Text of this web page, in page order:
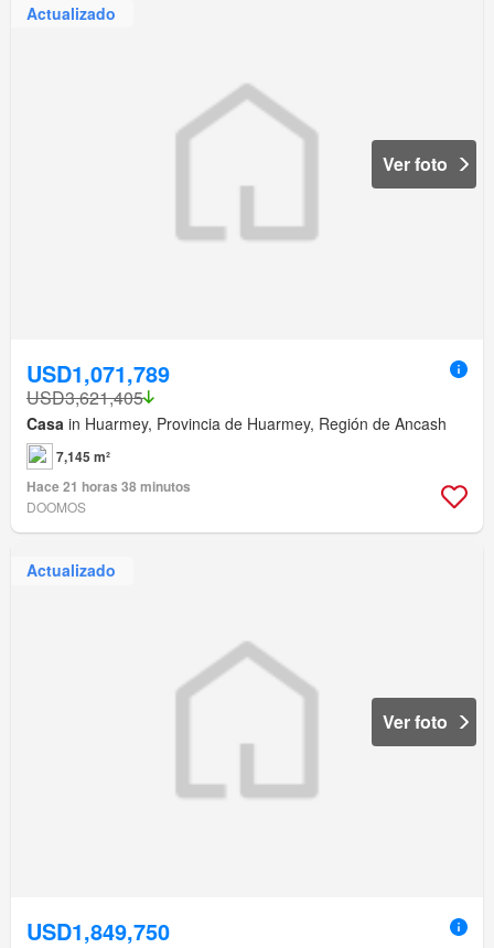
Actualizado
Ver foto
USD1,071,789
USD3,621,405
Casa in Huarmey, Provincia de Huarmey, Región de Ancash
7,145 m²
Hace 21 horas 38 minutos
DOOMOS
Actualizado
Ver foto
USD1,849,750